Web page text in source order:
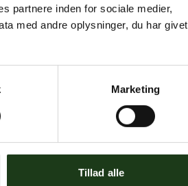
partnere inden for sociale medier,
med andre oplysninger, du har givet
Marketing
Tillad alle
eller brug for assistance.